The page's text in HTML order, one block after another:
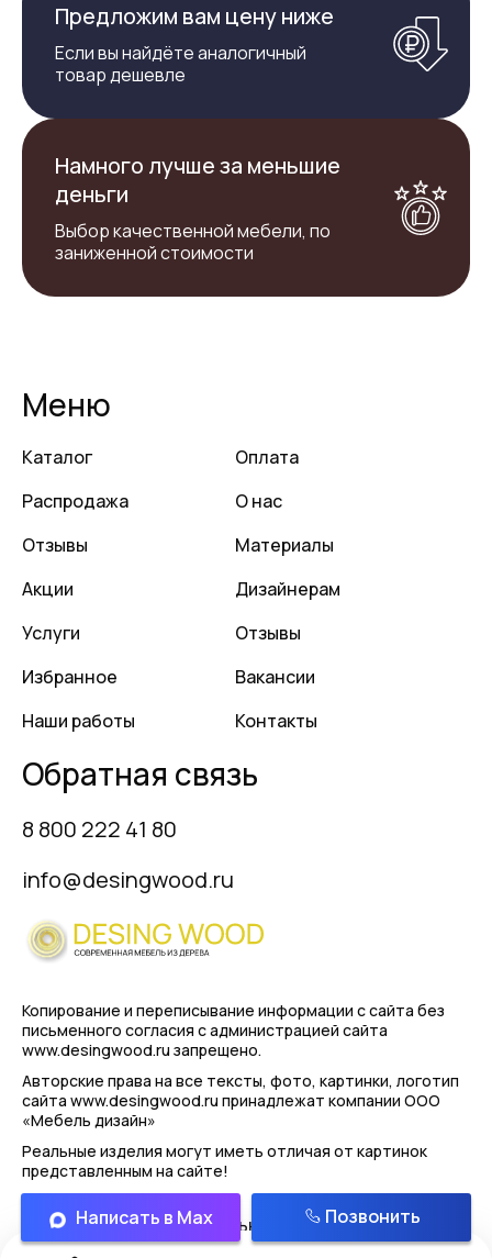
Предложим вам цену ниже
Если вы найдёте аналогичный
товар дешевле
Намного лучше за меньшие
деньги
Выбор качественной мебели, по
заниженной стоимости
Меню
Каталог
Распродажа
Отзывы
Акции
Услуги
Избранное
Наши работы
Оплата
О нас
Материалы
Дизайнерам
Отзывы
Вакансии
Контакты
Обратная связь
8 800 222 41 80
info@desingwood.ru
Копирование и переписывание информации с сайта без
письменного согласия с администрацией сайта
www.desingwood.ru запрещено.
Авторские права на все тексты, фото, картинки, логотип
сайта www.desingwood.ru принадлежат компании ООО
«Мебель дизайн»
Реальные изделия могут иметь отличая от картинок
представленным на сайте!
Политика конфиденциальности
Написать в Max Позвонить